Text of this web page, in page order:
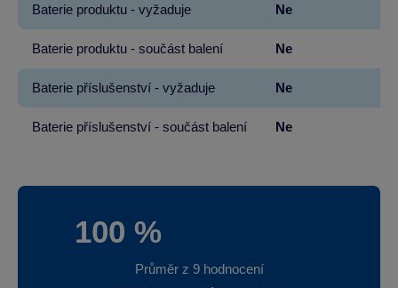
Baterie produktu - vyžaduje Ne
Baterie produktu - součást balení Ne
Baterie příslušenství - vyžaduje Ne
Baterie příslušenství - součást balení Ne
100 %
Průměr z 9 hodnocení